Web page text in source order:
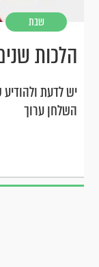
שבת
הלכות
יש לדעת
השלחן ערוך